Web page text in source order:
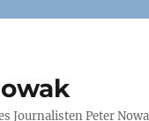
Journalisten Peter